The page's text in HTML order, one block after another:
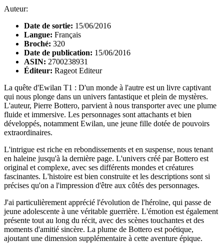
Auteur:
Date de sortie: 15/06/2016
Langue: Français
Broché: 320
Date de publication: 15/06/2016
ASIN: 2700238931
Éditeur: Rageot Editeur
La quête d'Ewilan T1 : D'un monde à l'autre est un livre captivant
qui nous plonge dans un univers fantastique et plein de mystères.
L'auteur, Pierre Bottero, parvient à nous transporter avec une plume
fluide et immersive. Les personnages sont attachants et bien
développés, notamment Ewilan, une jeune fille dotée de pouvoirs
extraordinaires.
L'intrigue est riche en rebondissements et en suspense, nous tenant
en haleine jusqu'à la dernière page. L'univers créé par Bottero est
original et complexe, avec ses différents mondes et créatures
fascinantes. L'histoire est bien construite et les descriptions sont si
précises qu'on a l'impression d'être aux côtés des personnages.
J'ai particulièrement apprécié l'évolution de l'héroïne, qui passe de
jeune adolescente à une véritable guerrière. L'émotion est également
présente tout au long du récit, avec des scènes touchantes et des
moments d'amitié sincère. La plume de Bottero est poétique,
ajoutant une dimension supplémentaire à cette aventure épique.